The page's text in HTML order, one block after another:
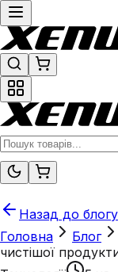
Назад до блогу
Головна
Блог
чистішої